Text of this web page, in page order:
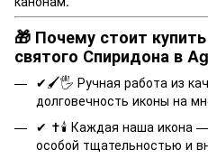
🎁 Почему стоит
святого Спиридона в
✔🖌️🖐️ Ручная работа из
долговечность иконы на
✔ ✝️🕯️ Каждая наша икона —
особой тщательностью и